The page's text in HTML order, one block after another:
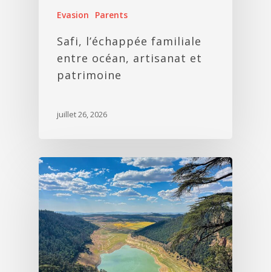
Evasion Parents
Safi, l’échappée familiale
entre océan, artisanat et
patrimoine
juillet 26, 2026